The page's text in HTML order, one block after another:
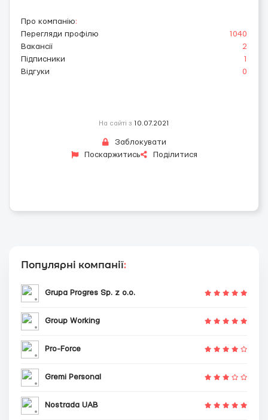
Про компанію:
Перегляди профілю
1040
Вакансії
2
Підписники
1
Відгуки
0
На сайті з 10.07.2021
Заблокувати
Поскаржитись
Поділитися
Популярні компанії:
Grupa Progres Sp. z o.o.
Group Working
Pro-Force
Gremi Personal
Nostrada UAB